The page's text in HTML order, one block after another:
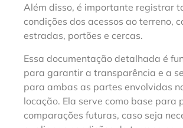
Além disso, é importante registrar
condições dos acessos ao terreno,
estradas, portões e cercas.
Essa documentação detalhada é
para garantir a transparência e a
para ambas as partes envolvidas
locação. Ela serve como base para
comparações futuras, caso seja